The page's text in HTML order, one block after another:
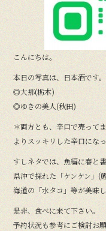
こんにちは。
本日の写真は、日本酒です。
◎大那(栃木)
◎ゆきの美人(秋田)
＊両方とも、辛口で売って
よりスッキリした辛口になっ
すしネタでは、魚編に春と
県沖で採れた「ケンケン」(
海道の「水タコ」等が美味し
是非、食べに来て下さい。
予約状況も参考にご検討お願